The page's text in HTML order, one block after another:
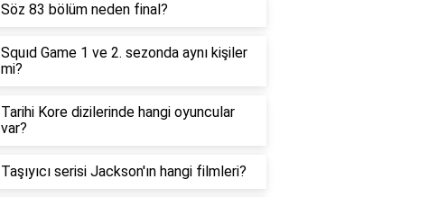
Söz 83 bölüm neden final?
Squıd Game 1 ve 2. sezonda aynı kişiler
mi?
Tarihi Kore dizilerinde hangi oyuncular
var?
Taşıyıcı serisi Jackson'ın hangi filmleri?